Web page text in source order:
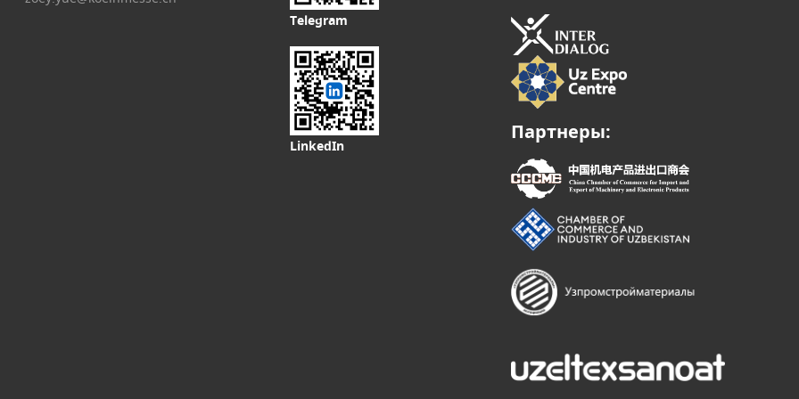
Telegram
LinkedIn
Партнеры: